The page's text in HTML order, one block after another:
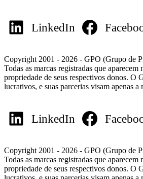
LinkedIn
Copyright 2001 - 2026 - GPO (Grupo de
Todas as marcas registradas que aparecem
propriedade de seus respectivos donos. O
lucrativos, e suas parcerias visam apenas a
LinkedIn
Copyright 2001 - 2026 - GPO (Grupo de
Todas as marcas registradas que aparecem
propriedade de seus respectivos donos. O